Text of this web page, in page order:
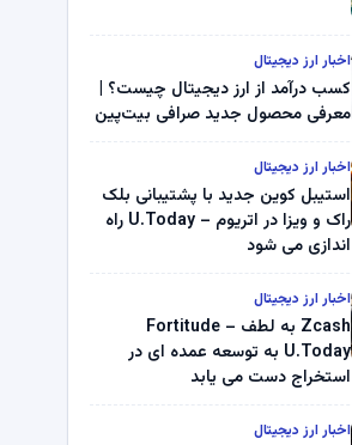
اخبار ارز دیجیتال
کسب درآمد از ارز دیجیتال چیست؟ |
معرفی محصول جدید صرافی بیت‌پین
اخبار ارز دیجیتال
استیبل کوین جدید با پشتیبانی بلک
راک و ویزا در اتریوم – U.Today راه
اندازی می شود
اخبار ارز دیجیتال
Zcash به لطف Fortitude –
U.Today به توسعه عمده ای در
استخراج دست می یابد
اخبار ارز دیجیتال